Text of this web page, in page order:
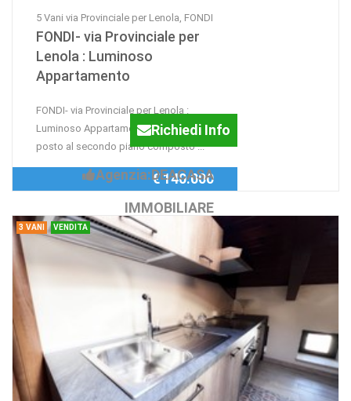
5 Vani via Provinciale per Lenola, FONDI
FONDI- via Provinciale per
Lenola : Luminoso
Appartamento
FONDI- via Provinciale per Lenola :
Luminoso Appartamento di mq.85
posto al secondo piano composto ...
Richiedi Info
Agenzia:DEACASA
IMMOBILIARE
€ 140.000
3 VANI VENDITA